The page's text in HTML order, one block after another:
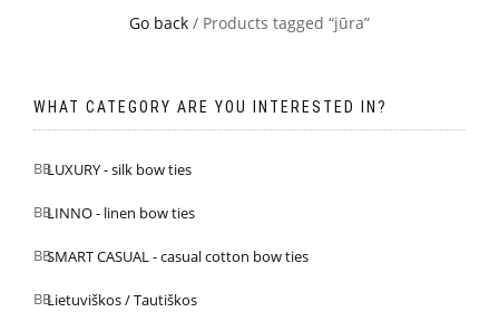
Go back / Products tagged “jūra”
WHAT CATEGORY ARE YOU INTERESTED IN?
LUXURY - silk bow ties
LINNO - linen bow ties
SMART CASUAL - casual cotton bow ties
Lietuviškos / Tautiškos